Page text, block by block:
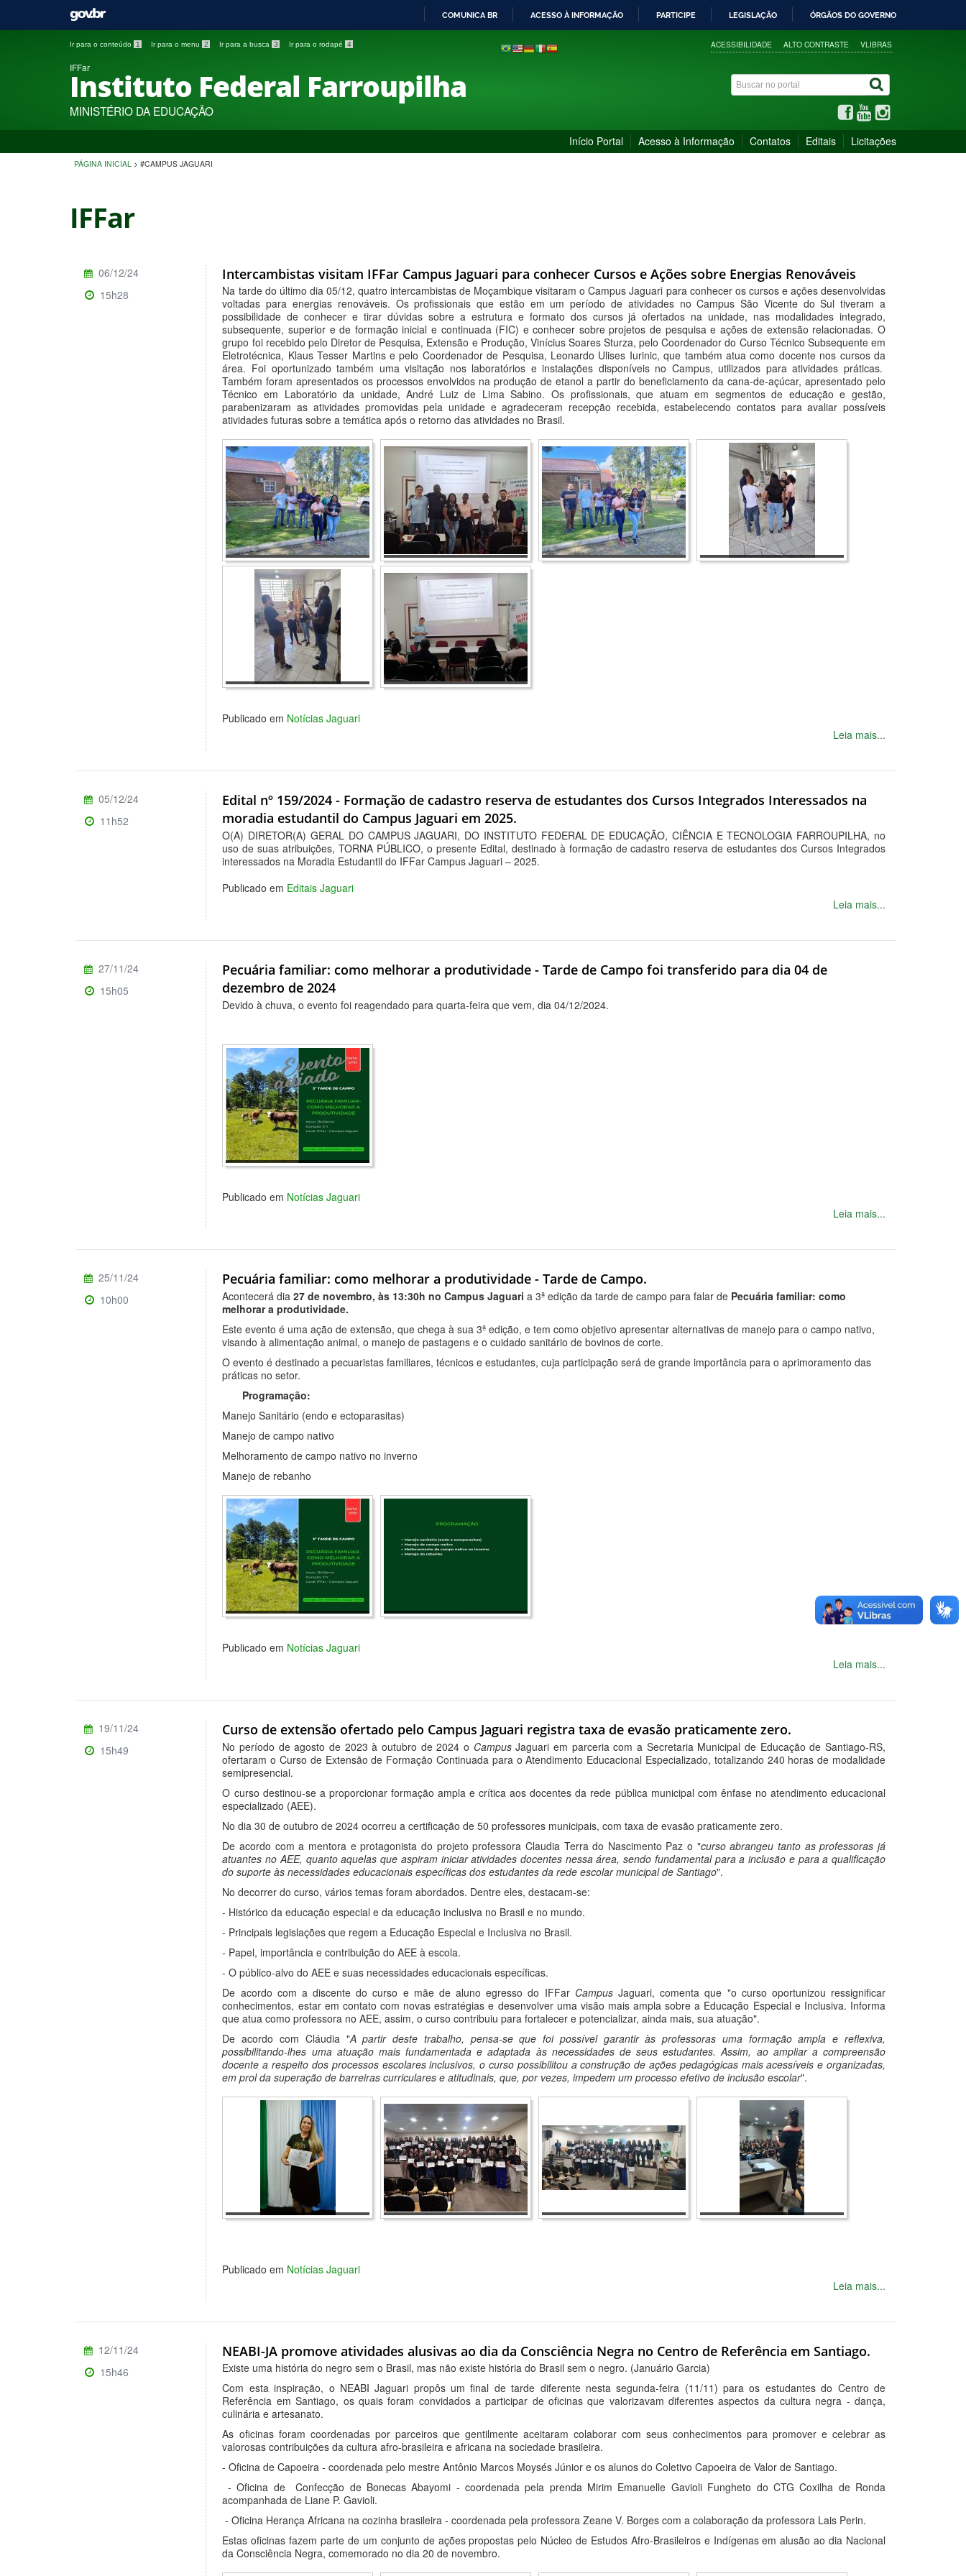
PARA
COMUNICA BR ACESSO À INFORMAÇÃO PARTICIPE LEGISLAÇÃO ÓRGÃOS DO GOVERNO
Ir para o conteúdo 1 Ir para o menu 2 Ir para a busca 3 Ir para o rodapé 4 ACESSIBILIDADE ALTO CONTRASTE VLIBRAS
IFFar
Instituto Federal Farroupilha
MINISTÉRIO DA EDUCAÇÃO
Início Portal Acesso à Informação Contatos Editais Licitações
PÁGINA INICIAL > #CAMPUS JAGUARI
IFFar
Intercambistas visitam IFFar Campus Jaguari para conhecer Cursos e Ações sobre Energias Renováveis
Na tarde do último dia 05/12, quatro intercambistas de Moçambique visitaram o Campus Jaguari para conhecer os cursos e ações desenvolvidas
voltadas para energias renováveis. Os profissionais que estão em um período de atividades no Campus São Vicente do Sul tiveram a
possibilidade de conhecer e tirar dúvidas sobre a estrutura e formato dos cursos já ofertados na unidade, nas modalidades integrado,
subsequente, superior e de formação inicial e continuada (FIC) e conhecer sobre projetos de pesquisa e ações de extensão relacionadas. O
grupo foi recebido pelo Diretor de Pesquisa, Extensão e Produção, Vinícius Soares Sturza, pelo Coordenador do Curso Técnico Subsequente em
Eletrotécnica, Klaus Tesser Martins e pelo Coordenador de Pesquisa, Leonardo Ulises Iurinic, que também atua como docente nos cursos da
área. Foi oportunizado também uma visitação nos laboratórios e instalações disponíveis no Campus, utilizados para atividades práticas.
Também foram apresentados os processos envolvidos na produção de etanol a partir do beneficiamento da cana-de-açúcar, apresentado pelo
Técnico em Laboratório da unidade, André Luiz de Lima Sabino. Os profissionais, que atuam em segmentos de educação e gestão,
parabenizaram as atividades promovidas pela unidade e agradeceram recepção recebida, estabelecendo contatos para avaliar possíveis
atividades futuras sobre a temática após o retorno das atividades no Brasil.
Publicado em Notícias Jaguari
Leia mais...
06/12/24
15h28
Edital nº 159/2024 - Formação de cadastro reserva de estudantes dos Cursos Integrados Interessados na
moradia estudantil do Campus Jaguari em 2025.
O(A) DIRETOR(A) GERAL DO CAMPUS JAGUARI, DO INSTITUTO FEDERAL DE EDUCAÇÃO, CIÊNCIA E TECNOLOGIA FARROUPILHA, no
uso de suas atribuições, TORNA PÚBLICO, o presente Edital, destinado à formação de cadastro reserva de estudantes dos Cursos Integrados
interessados na Moradia Estudantil do IFFar Campus Jaguari – 2025.
Publicado em Editais Jaguari
Leia mais...
05/12/24
11h52
Pecuária familiar: como melhorar a produtividade - Tarde de Campo foi transferido para dia 04 de
dezembro de 2024
Devido à chuva, o evento foi reagendado para quarta-feira que vem, dia 04/12/2024.
Publicado em Notícias Jaguari
Leia mais...
27/11/24
15h05
Pecuária familiar: como melhorar a produtividade - Tarde de Campo.
Acontecerá dia27 de novembro, às 13:30h no Campus Jaguari a 3ª edição da tarde de campo para falar de Pecuária familiar: como
melhorar a produtividade.
Este evento é uma ação de extensão, que chega à sua 3ª edição, e tem como objetivo apresentar alternativas de manejo para o campo nativo,
visando à alimentação animal, o manejo de pastagens e o cuidado sanitário de bovinos de corte.
O evento é destinado a pecuaristas familiares, técnicos e estudantes, cuja participação será de grande importância para o aprimoramento das
práticas no setor.
Programação:
Manejo Sanitário (endo e ectoparasitas)
Manejo de campo nativo
Melhoramento de campo nativo no inverno
Manejo de rebanho
Publicado em Notícias Jaguari
Leia mais...
25/11/24
10h00
Curso de extensão ofertado pelo Campus Jaguari registra taxa de evasão praticamente zero.
No período de agosto de 2023 à outubro de 2024 o CampusJaguari em parceria com a Secretaria Municipal de Educação de Santiago-RS,
ofertaram o Curso de Extensão de Formação Continuada para o Atendimento Educacional Especializado, totalizando 240 horas de modalidade
semipresencial.
O curso destinou-se a proporcionar formação ampla e crítica aos docentes da rede pública municipal com ênfase no atendimento educacional
especializado (AEE).
No dia 30 de outubro de 2024 ocorreu a certificação de 50 professores municipais, com taxa de evasão praticamente zero.
De acordo com a mentora e protagonista do projeto professora Claudia Terra do Nascimento Paz o "curso abrangeu tanto as professoras já
atuantes no AEE, quanto aquelas que aspiram iniciar atividades docentes nessa área, sendo fundamental para a inclusão e para a qualificação
do suporte às necessidades educacionais específicas dos estudantes da rede escolar municipal de Santiago".
No decorrer do curso, vários temas foram abordados. Dentre eles, destacam-se:
- Histórico da educação especial e da educação inclusiva no Brasil e no mundo.
- Principais legislações que regem a Educação Especial e Inclusiva no Brasil.
- Papel, importância e contribuição do AEE à escola.
- O público-alvo do AEE e suas necessidades educacionais específicas.
De acordo com a discente do curso e mãe de aluno egresso do IFFar Campus Jaguari, comenta que "o curso oportunizou ressignificar
conhecimentos, estar em contato com novas estratégias e desenvolver uma visão mais ampla sobre a Educação Especial e Inclusiva. Informa
que atua como professora no AEE, assim, o curso contribuiu para fortalecer e potencializar, ainda mais, sua atuação".
De acordo com Cláudia "A partir deste trabalho, pensa-se que foi possível garantir às professoras uma formação ampla e reflexiva,
possibilitando-lhes uma atuação mais fundamentada e adaptada às necessidades de seus estudantes. Assim, ao ampliar a compreensão
docente a respeito dos processos escolares inclusivos, o curso possibilitou a construção de ações pedagógicas mais acessíveis e organizadas,
em prol da superação de barreiras curriculares e atitudinais, que, por vezes, impedem um processo efetivo de inclusão escolar".
Publicado em Notícias Jaguari
Leia mais...
19/11/24
15h49
NEABI-JA promove atividades alusivas ao dia da Consciência Negra no Centro de Referência em Santiago.
Existe uma história do negro sem o Brasil, mas não existe história do Brasil sem o negro. (Januário Garcia)
Com esta inspiração, o NEABI Jaguari propôs um final de tarde diferente nesta segunda-feira (11/11) para os estudantes do Centro de
Referência em Santiago, os quais foram convidados a participar de oficinas que valorizavam diferentes aspectos da cultura negra - dança,
culinária e artesanato.
As oficinas foram coordenadas por parceiros que gentilmente aceitaram colaborar com seus conhecimentos para promover e celebrar as
valorosas contribuições da cultura afro-brasileira e africana na sociedade brasileira.
- Oficina de Capoeira - coordenada pelo mestre Antônio Marcos Moysés Júnior e os alunos do Coletivo Capoeira de Valor de Santiago.
- Oficina de Confecção de Bonecas Abayomi - coordenada pela prenda Mirim Emanuelle Gavioli Fungheto do CTG Coxilha de Ronda
acompanhada de Liane P. Gavioli.
- Oficina Herança Africana na cozinha brasileira - coordenada pela professora Zeane V. Borges com a colaboração da professora Lais Perin.
Estas oficinas fazem parte de um conjunto de ações propostas pelo Núcleo de Estudos Afro-Brasileiros e Indígenas em alusão ao dia Nacional
da Consciência Negra, comemorado no dia 20 de novembro.
12/11/24
15h46